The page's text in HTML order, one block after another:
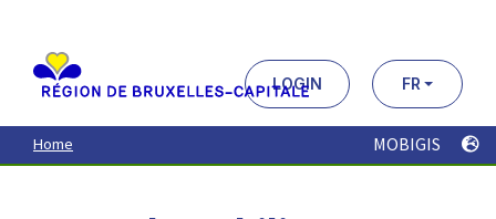
contenu
principal
LOGIN FR
Home MOBIGIS